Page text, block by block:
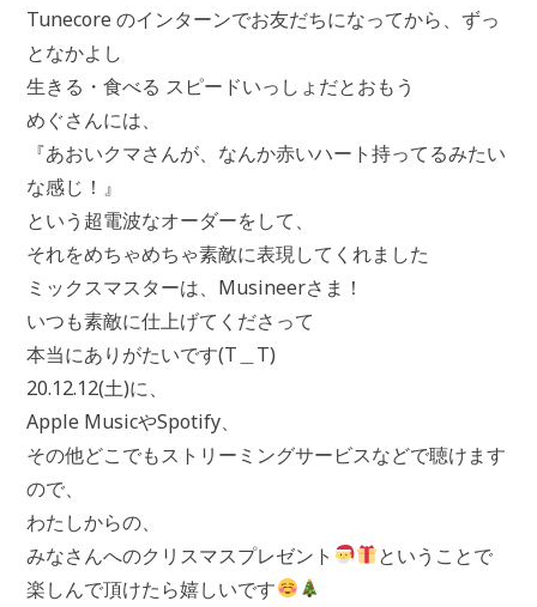
Tunecore のインターンでお友だちになってから、ずっ
となかよし
生きる・食べる スピードいっしょだとおもう
めぐさんには、
『あおいクマさんが、なんか赤いハート持ってるみたい
な感じ！』
という超電波なオーダーをして、
それをめちゃめちゃ素敵に表現してくれました
ミックスマスターは、Musineerさま！
いつも素敵に仕上げてくださって
本当にありがたいです(T＿T)
20.12.12(土)に、
Apple MusicやSpotify、
その他どこでもストリーミングサービスなどで聴けます
ので、
わたしからの、
みなさんへのクリスマスプレゼント
ということで
楽しんで頂けたら嬉しいです